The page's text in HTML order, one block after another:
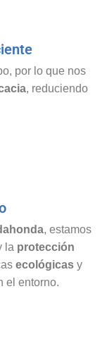
por lo que nos
, reduciendo
, estamos
la protección
ecológicas y
el entorno.